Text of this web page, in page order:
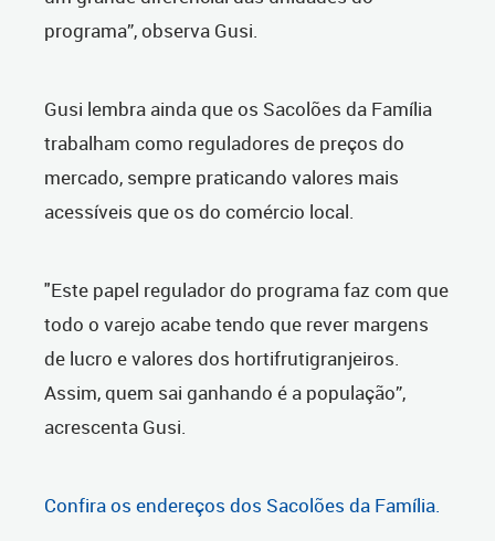
programa”, observa Gusi.
Gusi lembra ainda que os Sacolões da Família
trabalham como reguladores de preços do
mercado, sempre praticando valores mais
acessíveis que os do comércio local.
"Este papel regulador do programa faz com que
todo o varejo acabe tendo que rever margens
de lucro e valores dos hortifrutigranjeiros.
Assim, quem sai ganhando é a população”,
acrescenta Gusi.
Confira os endereços dos Sacolões da Família.